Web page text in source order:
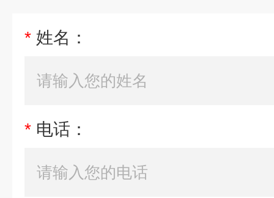
* 姓名：
* 电话：